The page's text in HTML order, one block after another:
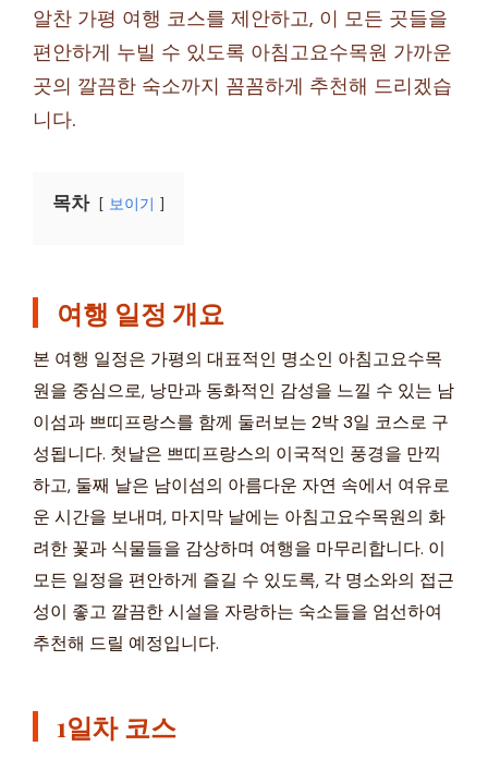
알찬 가평 여행 코스를 제안하고, 이 모든 곳들을
편안하게 누빌 수 있도록 아침고요수목원 가까운
곳의 깔끔한 숙소까지 꼼꼼하게 추천해 드리겠습
니다.
목차 보이기
여행 일정 개요
본 여행 일정은 가평의 대표적인 명소인 아침고요수목
원을 중심으로, 낭만과 동화적인 감성을 느낄 수 있는 남
이섬과 쁘띠프랑스를 함께 둘러보는 2박 3일 코스로 구
성됩니다. 첫날은 쁘띠프랑스의 이국적인 풍경을 만끽
하고, 둘째 날은 남이섬의 아름다운 자연 속에서 여유로
운 시간을 보내며, 마지막 날에는 아침고요수목원의 화
려한 꽃과 식물들을 감상하며 여행을 마무리합니다. 이
모든 일정을 편안하게 즐길 수 있도록, 각 명소와의 접근
성이 좋고 깔끔한 시설을 자랑하는 숙소들을 엄선하여
추천해 드릴 예정입니다.
1일차 코스